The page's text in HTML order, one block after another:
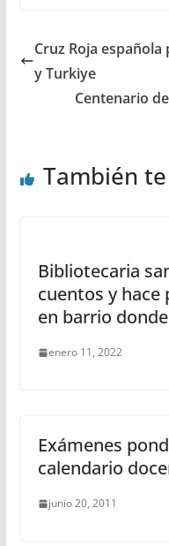
Cruz Roja
y Turkiye
Centenario
También
Bibliotecaria
cuentos y hace
en barrio
enero 11, 2022
Exámenes
calendario
junio 20, 2011